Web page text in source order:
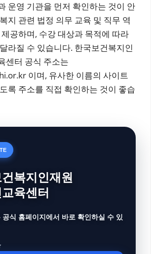
운영 기관을 먼저 확인하는 것이 안
지 관련 법정 의무 교육 및 직무 역
공하며, 수강 대상과 목적에 따라
라질 수 있습니다. 한국보건복지인
센터 공식 주소는
이며, 유사한 이름의 사이트
록 주소를 직접 확인하는 것이 좋습
복지인재원
육센터
공식 홈페이지에서 바로 확인하실 수 있